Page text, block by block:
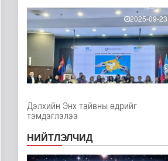
нийлүүлэгчийг ..
16 цаг 27 минутын өмнө
“Улаанбаатар трам”
төслийг бүрэн
хэрэгжүүлснээр ..
16 хэм дулаан
Байгаль орчин
17 цаг 1 минутын өмнө
2025-09-23
Дэлхийн Энх тайвны өдрийг
тэмдэглэлээ
НИЙТЛЭЛЧИД